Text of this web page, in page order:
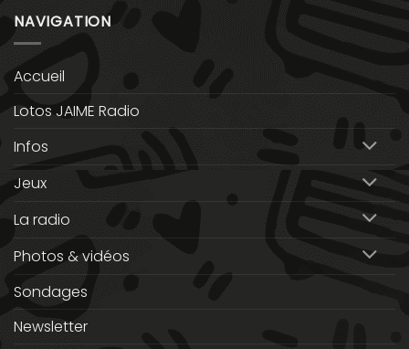
NAVIGATION
Accueil
Lotos JAIME Radio
Infos
Jeux
La radio
Photos & vidéos
Sondages
Newsletter